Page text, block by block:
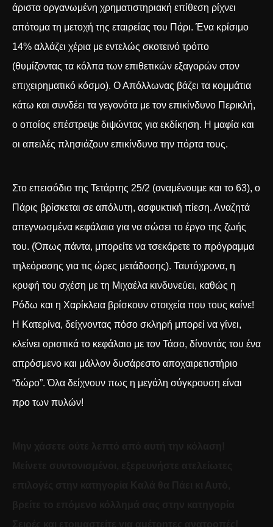
άριστα οργανωμένη χρηματιστηριακή επίθεση ρίχνει
απότομα τη μετοχή της εταιρείας του Πάρι. Ένα κρίσιμο
14% αλλάζει χέρια με εντελώς σκοτεινό τρόπο
(θυμίζοντας τα κόλπα των επιθετικών εξαγορών στον
επιχειρηματικό κόσμο). Ο Απόλλωνας βάζει τα κομμάτια
κάτω και συνδέει τα γεγονότα με τον επικίνδυνο Περικλή,
ο οποίος επέστρεψε διψώντας για εκδίκηση. Η μαφία και
οι απειλές πλησιάζουν επικίνδυνα την πόρτα τους.
Στο επεισόδιο της Τετάρτης 25/2 (αναμένουμε και το 63), ο
Πάρις βρίσκεται σε απόλυτη, ασφυκτική πίεση. Αναζητά
απεγνωσμένα κεφάλαια για να σώσει το έργο της ζωής
του. (Όπως πάντα, μπορείτε να τσεκάρετε το πρόγραμμα
τηλεόρασης για τις ώρες μετάδοσης). Ταυτόχρονα, η
κρυφή του σχέση με τη Μιχαέλα κινδυνεύει, καθώς η
Ρόδω και η Χαρίκλεια βρίσκουν στοιχεία που τους καίνε!
Η Κατερίνα, δείχνοντας πόσο σκληρή μπορεί να γίνει,
κλείνει οριστικά το κεφάλαιο με τον Τάσο, δίνοντάς του ένα
απρόσμενο και μάλλον δυσάρεστο αποχαιρετιστήριο
“δώρο”. Όλα δείχνουν πως η μεγάλη σύγκρουση είναι
προ των πυλών!